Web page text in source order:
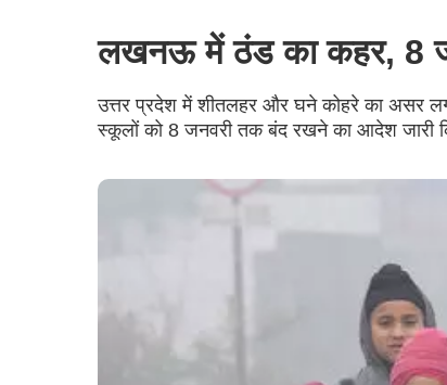
लखनऊ में ठंड का कहर, 8
उत्तर प्रदेश में शीतलहर और घने कोहरे का असर
स्कूलों को 8 जनवरी तक बंद रखने का आदेश जारी